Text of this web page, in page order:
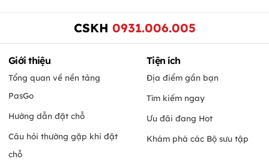
CSKH 0931.006.005
Giới thiệu
Tổng quan về nền tảng
PasGo
Hướng dẫn đặt chỗ
Câu hỏi thường gặp khi đặt
chỗ
Tiện ích
Địa điểm gần bạn
Tìm kiếm ngay
Ưu đãi đang Hot
Khám phá các Bộ sưu tập